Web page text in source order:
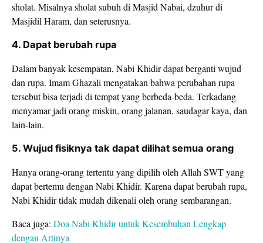
sholat. Misalnya sholat subuh di Masjid Nabai, dzuhur di
Masjidil Haram, dan seterusnya.
4. Dapat berubah rupa
Dalam banyak kesempatan, Nabi Khidir dapat berganti wujud
dan rupa. Imam Ghazali mengatakan bahwa perubahan rupa
tersebut bisa terjadi di tempat yang berbeda-beda. Terkadang
menyamar jadi orang miskin, orang jalanan, saudagar kaya, dan
lain-lain.
5. Wujud fisiknya tak dapat dilihat semua orang
Hanya orang-orang tertentu yang dipilih oleh Allah SWT yang
dapat bertemu dengan Nabi Khidir. Karena dapat berubah rupa,
Nabi Khidir tidak mudah dikenali oleh orang sembarangan.
Baca juga: Doa Nabi Khidir untuk Kesembuhan Lengkap
dengan Artinya